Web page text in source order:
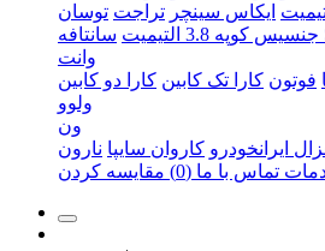
ایکاس سینچر تراجت
جنسیس کوپه 3.8 التیمیت
وانت
فوتون کارا تک کابین کارا دو کابین
ولوو
ون
ایرانخودرو کاروان سایپا نارون
تماس با ما (0) مقایسه کردن